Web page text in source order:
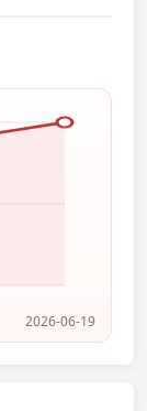
2026-06-19